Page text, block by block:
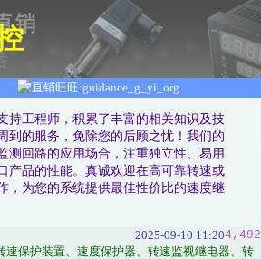
持工程师，积累了丰富的相关知识及技
到的服务，免除您的后顾之忧！我们的
测回路的应用场合，注重独立性、易用
产品的性能。真诚欢迎在高可靠转速或
，为您的系统提供最佳性价比的速度继
2025-09-10 11:204,492
保护装置、速度保护器、转速监视继电器、转